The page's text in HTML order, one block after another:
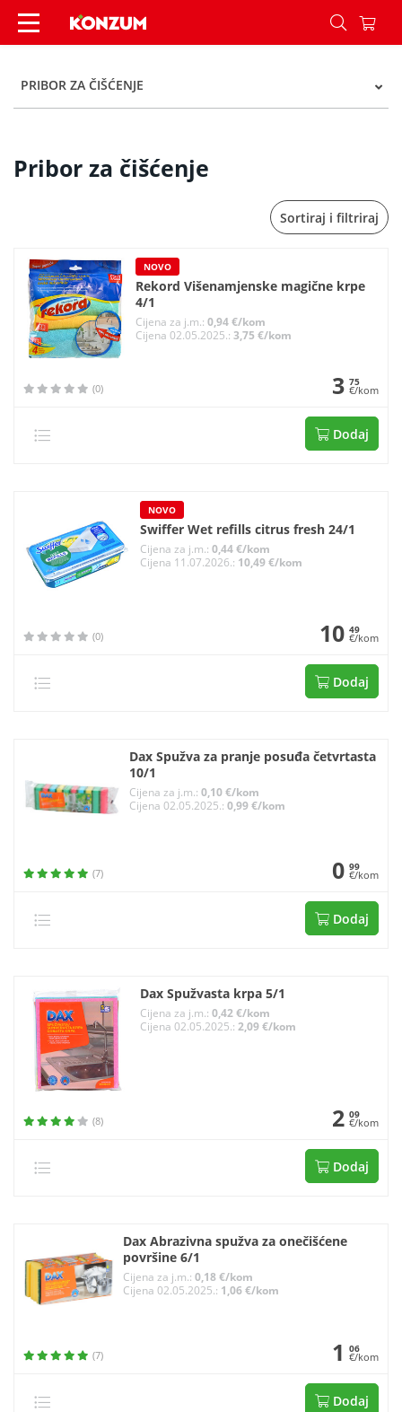
Pribor za čišćenje - Kategorije - Konzum
PRIBOR ZA ČIŠĆENJE
Pribor za čišćenje
Sortiraj i filtriraj
NOVO
Rekord Višenamjenske magične krpe
4/1
Cijena za j.m.:0,94 €/kom
Cijena 02.05.2025.:3,75 €/kom
(0) 3 75
€/kom
Dodaj
NOVO
Swiffer Wet refills citrus fresh 24/1
Cijena za j.m.: 0,44 €/kom
Cijena 11.07.2026.: 10,49 €/kom
(0) 10 49
€/kom
Dodaj
Dax Spužva za pranje posuđa četvrtasta
10/1
Cijena za j.m.: 0,10 €/kom
Cijena 02.05.2025.: 0,99 €/kom
(7) 0 99
€/kom
Dodaj
Dax Spužvasta krpa 5/1
Cijena za j.m.: 0,42 €/kom
Cijena 02.05.2025.: 2,09 €/kom
(8) 2 09
€/kom
Dodaj
Dax Abrazivna spužva za onečišćene
površine 6/1
Cijena za j.m.: 0,18 €/kom
Cijena 02.05.2025.: 1,06 €/kom
(7) 1 06
€/kom
Dodaj